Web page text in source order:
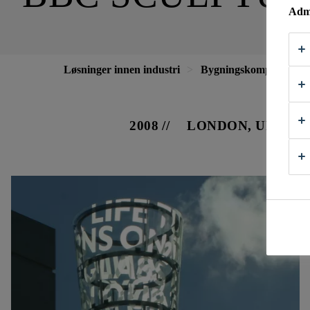
Løsninger innen industri Bygningskomponenter
2008 LONDON,